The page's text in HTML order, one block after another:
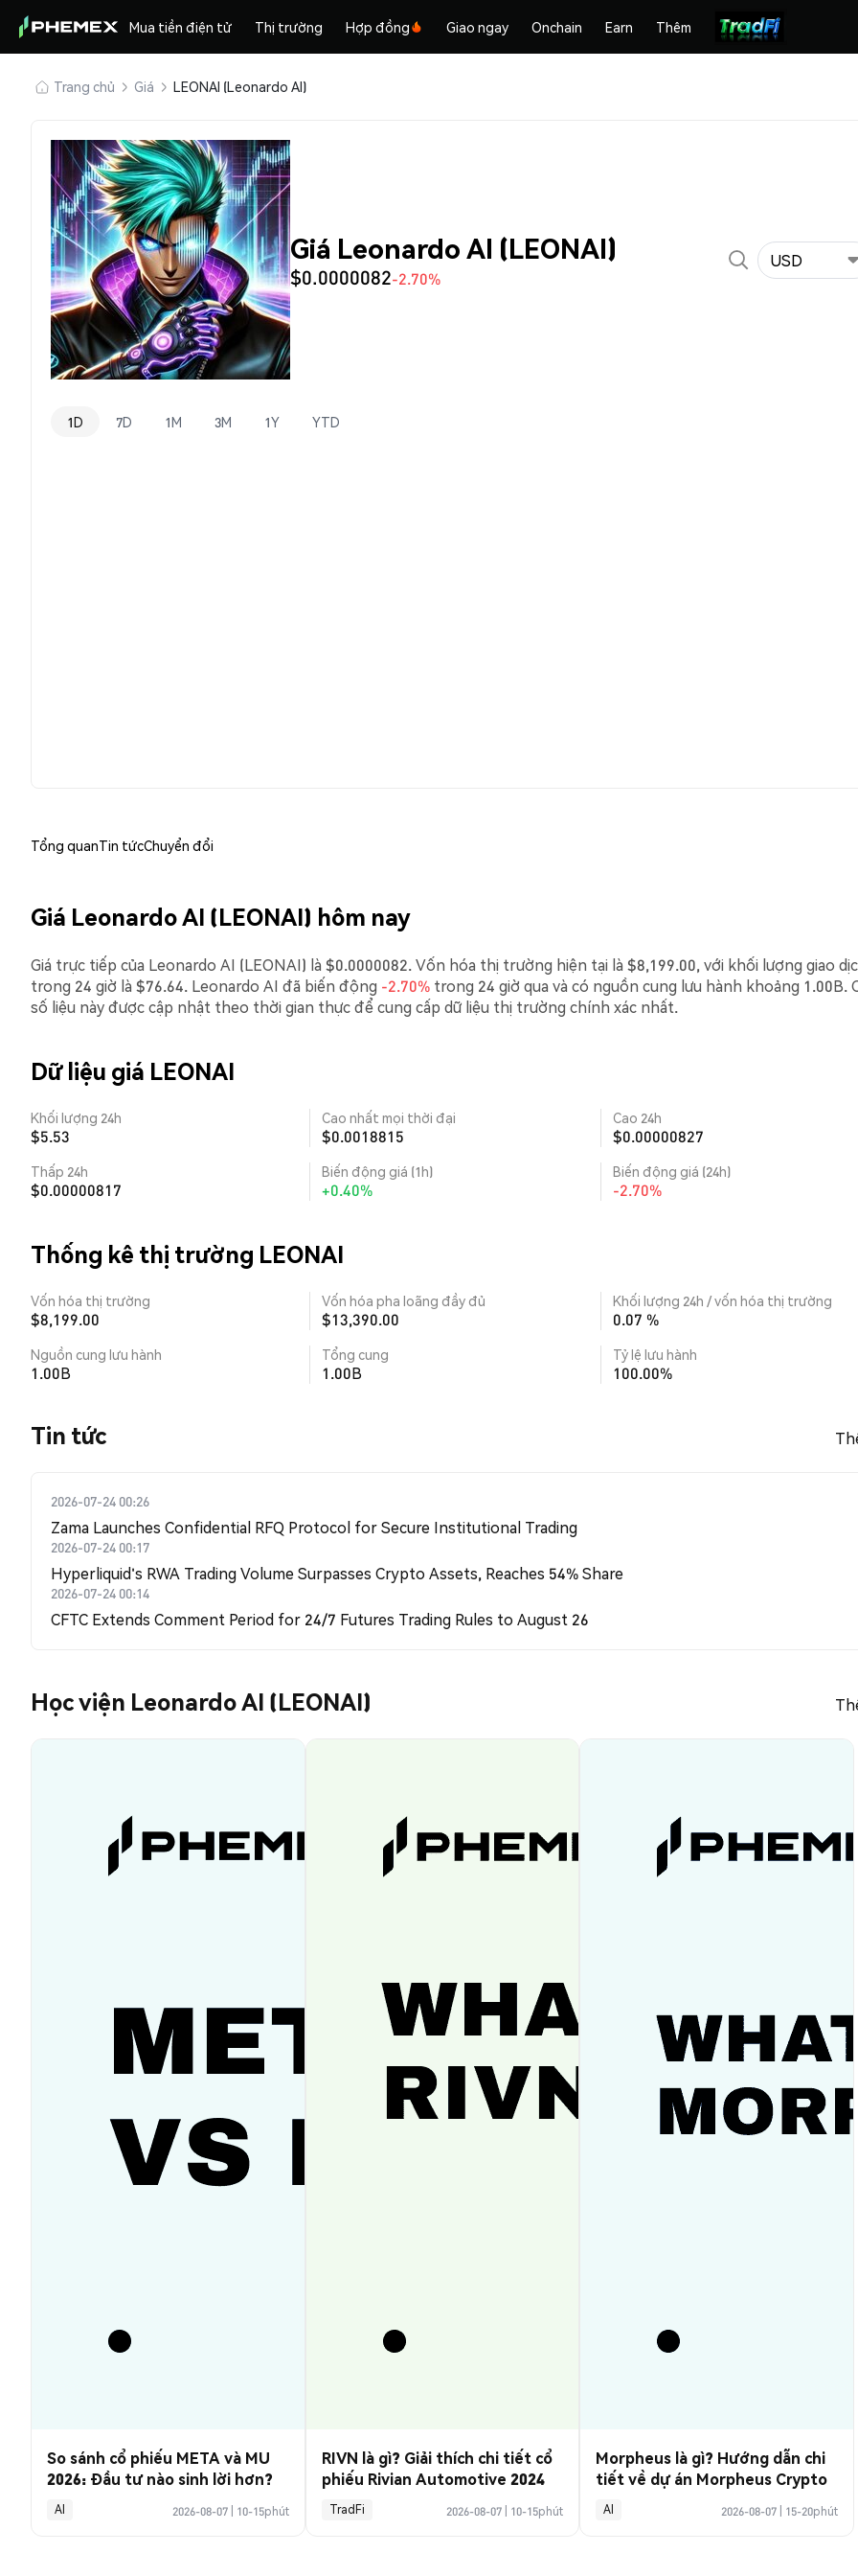
Mua tiền điện tử Thị trường Hợp đồng Giao ngay Onchain Earn Thêm
Trang chủ Giá LEONAI (Leonardo AI)
Giá Leonardo AI (LEONAI)
$0.0000082-2.70%
USD
1D 7D 1M 3M 1Y YTD
Tổng quanTin tứcChuyển đổi
Giá Leonardo AI (LEONAI) hôm nay
Giá trực tiếp của Leonardo AI (LEONAI) là $0.0000082. Vốn hóa thị trường hiện tại là $8,199.00, với khối lượng giao
trong 24 giờ là $76.64. Leonardo AI đã biến động -2.70% trong 24 giờ qua và có nguồn cung lưu hành khoảng 1.00B.
số liệu này được cập nhật theo thời gian thực để cung cấp dữ liệu thị trường chính xác nhất.
Dữ liệu giá LEONAI
Khối lượng 24h
$5.53
Cao nhất mọi thời đại
$0.0018815
Cao 24h
$0.00000827
Thấp 24h
$0.00000817
Biến động giá (1h)
+0.40%
Biến động giá (24h)
-2.70%
Thống kê thị trường LEONAI
Vốn hóa thị trường
$8,199.00
Vốn hóa pha loãng đầy đủ
$13,390.00
Khối lượng 24h / vốn hóa thị trường
0.07 %
Nguồn cung lưu hành
1.00B
Tổng cung
1.00B
Tỷ lệ lưu hành
100.00%
Tin tức
2026-07-24 00:26
Zama Launches Confidential RFQ Protocol for Secure Institutional Trading
2026-07-24 00:17
Hyperliquid's RWA Trading Volume Surpasses Crypto Assets, Reaches 54% Share
2026-07-24 00:14
CFTC Extends Comment Period for 24/7 Futures Trading Rules to August 26
Học viện Leonardo AI (LEONAI)
So sánh cổ phiếu META và MU
2026: Đầu tư nào sinh lời hơn?
AI 2026-08-07 10-15phút
RIVN là gì? Giải thích chi tiết cổ
phiếu Rivian Automotive 2024
TradFi 2026-08-07 10-15phút
Morpheus là gì? Hướng dẫn chi
tiết về dự án Morpheus Crypto
AI 2026-08-07 15-20phút